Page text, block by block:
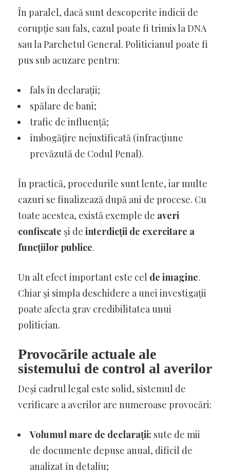
În paralel, dacă sunt descoperite indicii de
corupție sau fals, cazul poate fi trimis la DNA
sau la Parchetul General. Politicianul poate fi
pus sub acuzare pentru:
fals în declarații;
spălare de bani;
trafic de influență;
îmbogățire nejustificată (infracțiune
prevăzută de Codul Penal).
În practică, procedurile sunt lente, iar multe
cazuri se finalizează după ani de procese. Cu
toate acestea, există exemple de averi
confiscate și de interdicții de exercitare a
funcțiilor publice.
Un alt efect important este cel de imagine.
Chiar și simpla deschidere a unei investigații
poate afecta grav credibilitatea unui
politician.
Provocările actuale ale
sistemului de control al averilor
Deși cadrul legal este solid, sistemul de
verificare a averilor are numeroase provocări:
Volumul mare de declarații: sute de mii
de documente depuse anual, dificil de
analizat în detaliu;